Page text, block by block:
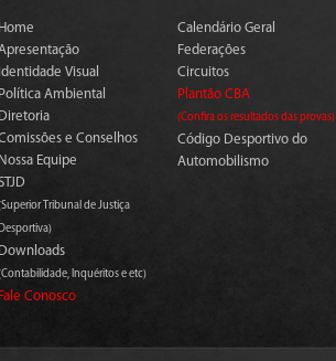
Home
Identidade Visual
Política Ambiental
Diretoria
e Conselhos
Nossa Equipe
Tribunal de Justiça
Desportiva)
Downloads
Inquéritos e etc)
Fale Conosco
Calendário Geral
Federações
Circuitos
Plantão CBA
(Confira os resultados das provas)
Código Desportivo do
Automobilismo